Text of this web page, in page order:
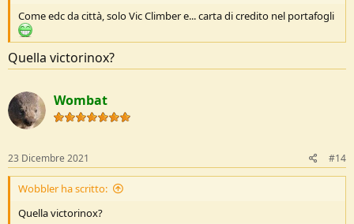
Come edc da città, solo Vic Climber e... carta di credito nel portafogli
Quella victorinox?
Wombat
23 Dicembre 2021 #14
Wobbler ha scritto:
Quella victorinox?